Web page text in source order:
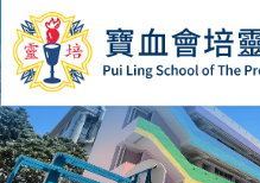
移至主內容